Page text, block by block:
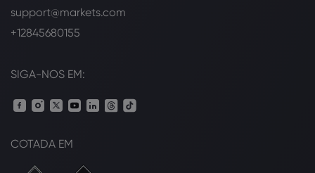
support@markets.com
+12845680155
SIGA-NOS EM:
COTADA EM